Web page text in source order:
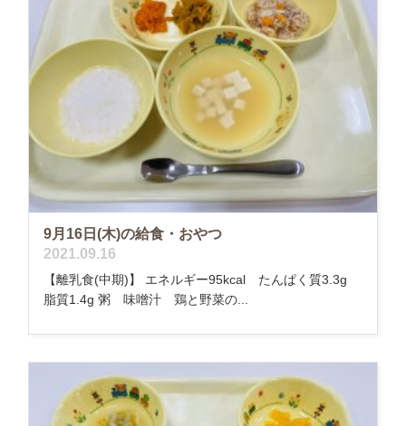
9月16日(木)の給食・おやつ
2021.09.16
【離乳食(中期)】 エネルギー95kcal たんぱく質3.3g
脂質1.4g 粥 味噌汁 鶏と野菜の...